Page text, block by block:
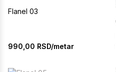
Flanel 03
990,00 RSD/metar